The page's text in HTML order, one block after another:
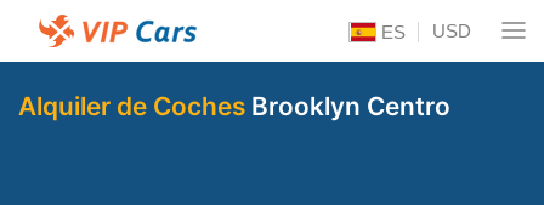
ES USD
Alquiler de Coches Brooklyn Centro